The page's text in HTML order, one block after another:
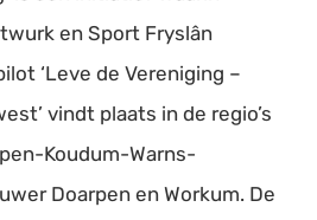
en Sport Fryslân
‘Leve de Vereniging –
vindt plaats in de regio’s
Koudum-Warns-
Doarpen en Workum. De